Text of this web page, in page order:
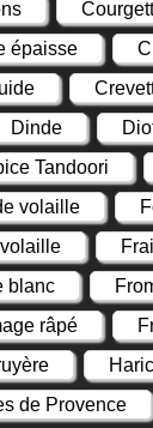
épaisse
Dinde
Tandoori
volaille
blanc
râpé
de Provence